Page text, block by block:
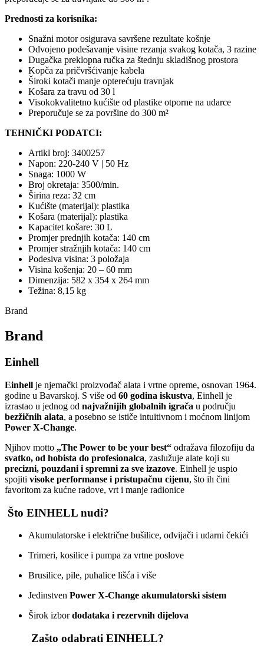
Prednosti za korisnika:
Snažni motor osigurava savršene rezultate košnje
Odvojeno podešavanje visine rezanja svakog kotača, 3 razine
Dugačka preklopna ručka za štednju skladišnog prostora
Kopča za pričvršćivanje kabela
Široki kotači manje opterećuju travnjak
Košara za travu od 30 l
Visokokvalitetno kućište od plastike otporne na udarce
Preporučuje se za površine do 300 m²
TEHNIČKI PODATCI:
Artikl broj: 3400257
Napon: 220-240 V | 50 Hz
Snaga: 1000 W
Broj okretaja: 3500/min.
Širina reza: 32 cm
Kućište (materijal): plastika
Košara (materijal): plastika
Kapacitet košare: 30 L
Promjer prednjih kotača: 140 cm
Promjer stražnjih kotača: 140 cm
Podesiva visina: 3 položaja
Visina košenja: 20 – 60 mm
Dimenzija: 582 x 354 x 264 mm
Težina: 8,15 kg
Brand
Brand
Einhell
Einhell je njemački proizvođač alata i vrtne opreme, osnovan 1964.
godine u Bavarskoj. S više od 60 godina iskustva, Einhell je
izrastao u jednog od najvažnijih globalnih igrača u području
bezžičnih alata, a posebno se ističe intuitivnom i moćnom linijom
Power X‑Change.
Njihov motto „The Power to be your best“ odražava filozofiju da
svatko, od hobista do profesionalca, zaslužuje alate koji su
precizni, pouzdani i spremni za sve izazove. Einhell je uspio
spojiti visoke performanse i pristupačnu cijenu, što ih čini
favoritom za kućne radove, vrt i manje radionice
Što EINHELL nudi?
Akumulatorske i električne bušilice, odvijači i udarni čekići
Trimeri, kosilice i pumpa za vrtne poslove
Brusilice, pile, puhalice lišća i više
Jedinstven Power X‑Change akumulatorski sistem
Širok izbordodataka i rezervnih dijelova
Zašto odabrati EINHELL?